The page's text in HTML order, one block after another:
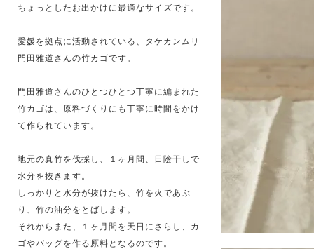
ちょっとしたお出かけに最適なサイズです。
愛媛を拠点に活動されている、タケカンムリ
門田雅道さんの竹カゴです。
門田雅道さんのひとつひとつ丁寧に編まれた
竹カゴは、原料づくりにも丁寧に時間をかけ
て作られています。
地元の真竹を伐採し、１ヶ月間、日陰干しで
水分を抜きます。
しっかりと水分が抜けたら、竹を火であぶ
り、竹の油分をとばします。
それからまた、１ヶ月間を天日にさらし、カ
ゴやバッグを作る原料となるのです。